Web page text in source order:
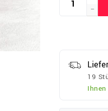
19
Ihnen